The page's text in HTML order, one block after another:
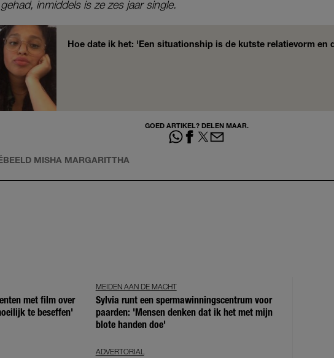
inmiddels is ze zes jaar single.
Hoe date ik het: 'Een situationship is de kutste relatievorm en
GOED ARTIKEL? DELEN MAAR.
MISHA MARGARITTHA
met film over
te beseffen'
MEIDEN AAN DE MACHT
Sylvia runt een spermawinningscentrum voor
paarden: 'Mensen denken dat ik het met mijn
blote handen doe'
ADVERTORIAL